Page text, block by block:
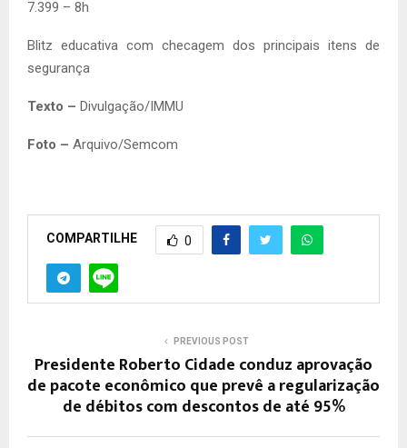
7.399 – 8h
Blitz educativa com checagem dos principais itens de
segurança
Texto – Divulgação/IMMU
Foto – Arquivo/Semcom
COMPARTILHE 0
PREVIOUS POST
Presidente Roberto Cidade conduz aprovação
de pacote econômico que prevê a regularização
de débitos com descontos de até 95%